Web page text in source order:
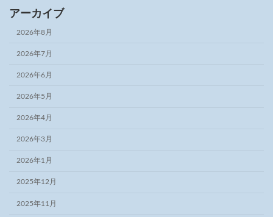
アーカイブ
2026年8月
2026年7月
2026年6月
2026年5月
2026年4月
2026年3月
2026年1月
2025年12月
2025年11月